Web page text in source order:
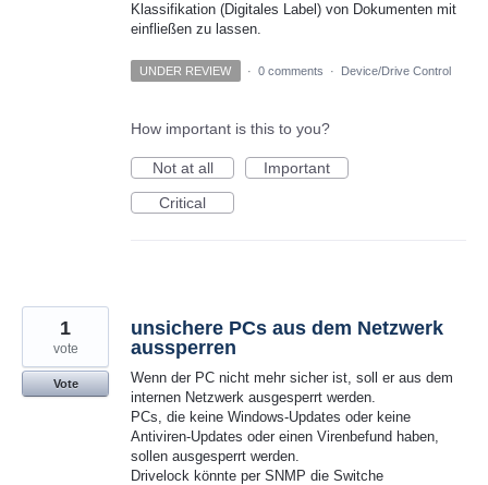
Klassifikation (Digitales Label) von Dokumenten mit
einfließen zu lassen.
UNDER REVIEW · 0 comments · Device/Drive Control
How important is this to you?
Not at all
Important
Critical
unsichere PCs aus dem Netzwerk
aussperren
Wenn der PC nicht mehr sicher ist, soll er aus dem
internen Netzwerk ausgesperrt werden.
PCs, die keine Windows-Updates oder keine
Antiviren-Updates oder einen Virenbefund haben,
sollen ausgesperrt werden.
Drivelock könnte per SNMP die Switche
1
vote
Vote